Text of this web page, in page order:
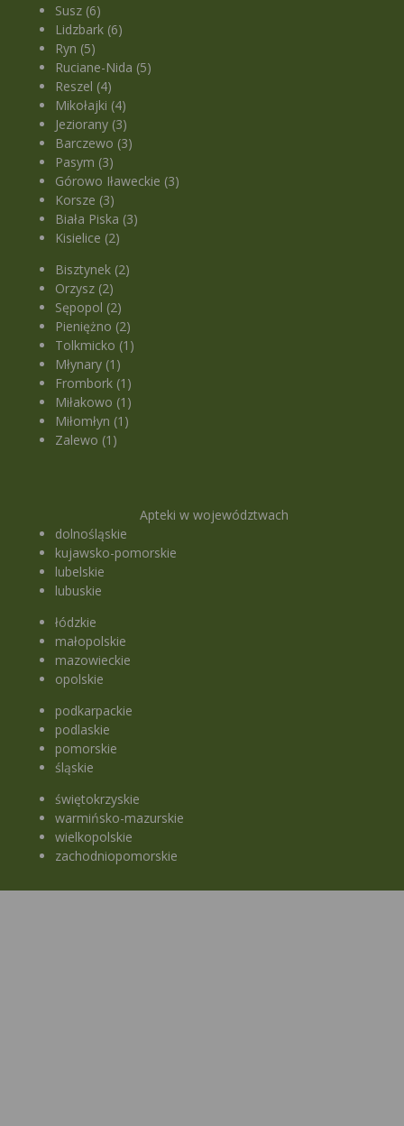
Susz (6)
Lidzbark (6)
Ryn (5)
Ruciane-Nida (5)
Reszel (4)
Mikołajki (4)
Jeziorany (3)
Barczewo (3)
Pasym (3)
Górowo Iławeckie (3)
Korsze (3)
Biała Piska (3)
Kisielice (2)
Bisztynek (2)
Orzysz (2)
Sępopol (2)
Pieniężno (2)
Tolkmicko (1)
Młynary (1)
Frombork (1)
Miłakowo (1)
Miłomłyn (1)
Zalewo (1)
Apteki w województwach
dolnośląskie
kujawsko-pomorskie
lubelskie
lubuskie
łódzkie
małopolskie
mazowieckie
opolskie
podkarpackie
podlaskie
pomorskie
śląskie
świętokrzyskie
warmińsko-mazurskie
wielkopolskie
zachodniopomorskie